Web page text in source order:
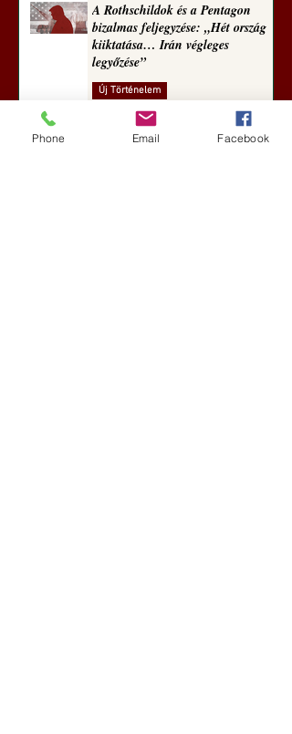
A Rothschildok és a Pentagon
bizalmas feljegyzése: „Hét ország
kiiktatása… Irán végleges
legyőzése”
Új Történelem
Phone Email Facebook